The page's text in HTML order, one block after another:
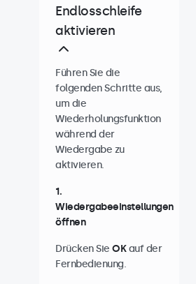
Endlosschleife
aktivieren
Führen Sie die
folgenden Schritte aus,
um die
Wiederholungsfunktion
während der
Wiedergabe zu
aktivieren.
1.
Wiedergabeeinstellungen
öffnen
Drücken Sie OKauf der
Fernbedienung.